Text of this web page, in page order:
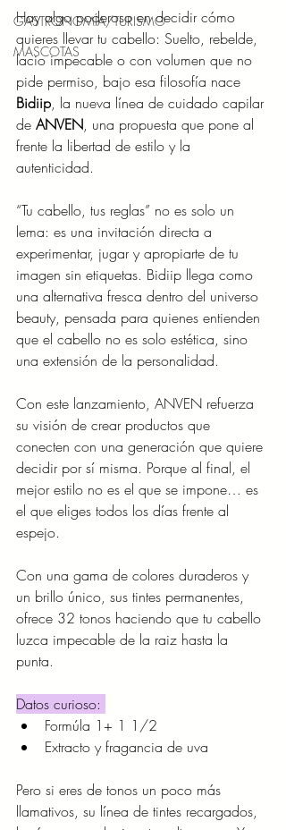
GASTRONOMÍA/TURISMO
MASCOTAS
Hay algo poderoso en decidir cómo
quieres llevar tu cabello: Suelto, rebelde,
lacio impecable o con volumen que no
pide permiso, bajo esa filosofía nace
Bidiip, la nueva línea de cuidado capilar
de ANVEN, una propuesta que pone al
frente la libertad de estilo y la
autenticidad.
“Tu cabello, tus reglas” no es solo un
lema: es una invitación directa a
experimentar, jugar y apropiarte de tu
imagen sin etiquetas. Bidiip llega como
una alternativa fresca dentro del universo
beauty, pensada para quienes entienden
que el cabello no es solo estética, sino
una extensión de la personalidad.
Con este lanzamiento, ANVEN refuerza
su visión de crear productos que
conecten con una generación que quiere
decidir por sí misma. Porque al final, el
mejor estilo no es el que se impone… es
el que eliges todos los días frente al
espejo.
Con una gama de colores duraderos y
un brillo único, sus tintes permanentes,
ofrece 32 tonos haciendo que tu cabello
luzca impecable de la raiz hasta la
punta.
Datos curioso:
Formúla 1+ 1 1/2
Extracto y fragancia de uva
Pero si eres de tonos un poco más
llamativos, su línea de tintes recargados,